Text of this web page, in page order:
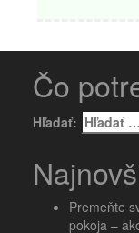
Čo
Hľadať:
Premeňte
pokoja –